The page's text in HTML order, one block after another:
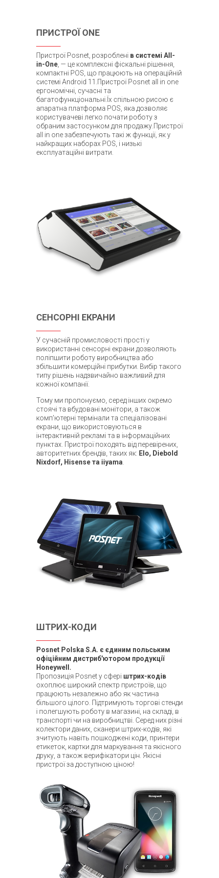
ПРИСТРОЇ ONE
Пристрої Posnet, розроблені в системі All-
in-One, — це комплексні фіскальні рішення,
компактні POS, що працюють на операційній
системі Android 11.Пристрої Posnet all in one
ергономічні, сучасні та
багатофункціональні.Їх спільною рисою є
апаратна платформа POS, яка дозволяє
користувачеві легко почати роботу з
обраним застосунком для продажу.Пристрої
all in one забезпечують такі ж функції, як у
найкращих наборах POS, і низькі
експлуатаційні витрати.
СЕНСОРНІ ЕКРАНИ
У сучасній промисловості прості у
використанні сенсорні екрани дозволяють
поліпшити роботу виробництва або
збільшити комерційні прибутки. Вибір такого
типу рішень надзвичайно важливий для
кожної компанії.
Тому ми пропонуємо, серед інших окремо
стоячі та вбудовані монітори, а також
комп'ютерні термінали та спеціалізовані
екрани, що використовуються в
інтерактивній рекламі та в інформаційних
пунктах. Пристрої походять від перевірених,
авторитетних брендів, таких як: Elo, Diebold
Nixdorf, Hisense та iiyama.
ШТРИХ-КОДИ
Posnet Polska S.A. є єдиним польським
офіційним дистриб'ютором продукції
Honeywell.
Пропозиція Posnet у сфері штрих-кодів
охоплює широкий спектр пристроїв, що
працюють незалежно або як частина
більшого цілого. Підтримують торгові стенди
і полегшують роботу в магазині, на складі, в
транспорті чи на виробництві. Серед них різні
колектори даних, сканери штрих-кодів, які
зчитують навіть пошкоджені коди, принтери
етикеток, картки для маркування та якісного
друку, а також верифікатори цін. Якісні
пристрої за доступною ціною!